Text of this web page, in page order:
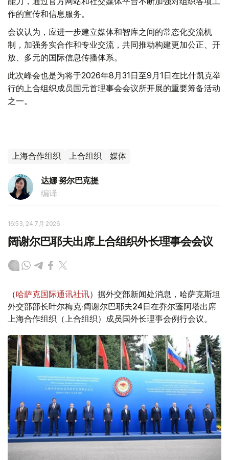
作的宣传和信息服务。
会议认为，应进一步建立媒体和智库之间的常态化交流机
制，加强务实合作和专业交流，共同推动构建更加公正、开
放、多元的国际信息传播体系。
此次峰会也是为将于2026年8月31日至9月1日在比什凯克举
行的上合组织成员国元首理事会会议所开展的重要筹备活动
之一。
上海合作组织 上合组织 媒体
达娜 努尔巴克提
编译
16:53, 24 7月 2026
阔谢尔巴耶夫出席上合组织外长理事会会议
（哈萨克国际通讯社讯）据外交部新闻处消息，哈萨克斯坦
外交部部长叶尔梅克·阔谢尔巴耶夫24日在乔尔蓬阿塔出席
上海合作组织（上合组织）成员国外长理事会例行会议。